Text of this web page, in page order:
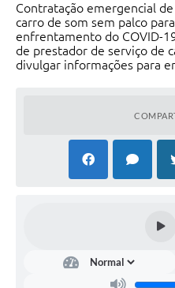
Contratação emergencial
carro de som sem palco
enfrentamento do COVID-
de prestador de serviço de
divulgar informações para